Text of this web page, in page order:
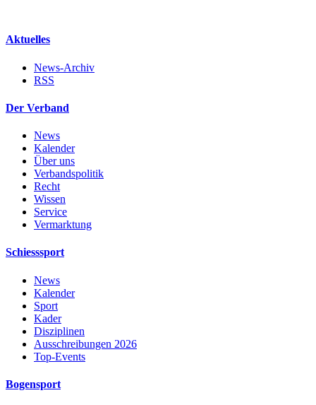
Aktuelles
News-Archiv
RSS
Der Verband
News
Kalender
Über uns
Verbandspolitik
Recht
Wissen
Service
Vermarktung
Schiesssport
News
Kalender
Sport
Kader
Disziplinen
Ausschreibungen 2026
Top-Events
Bogensport